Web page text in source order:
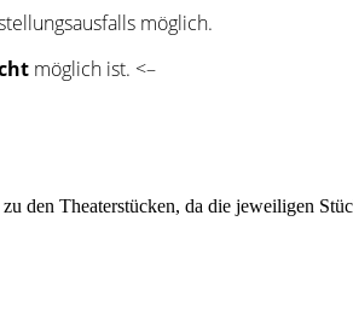
möglich.
möglich ist. <–
den Theaterstücken, da die jeweiligen